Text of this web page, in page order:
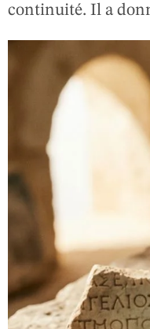
continuité. Il a